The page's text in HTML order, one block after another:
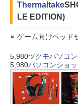
Thermaltake
LE EDITION)
ゲーム向けヘッド
5,980ツクモパソコ
5,980パソコンショ